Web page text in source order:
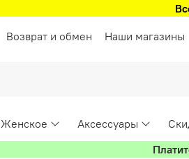
Возврат и обмен Наши магазины
Женское Аксессуары